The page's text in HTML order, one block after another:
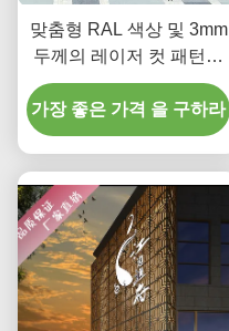
맞춤형 RAL 색상 및 3mm
두께의 레이저 컷 패턴이
있는 분체 도장 알루미늄
프라이버시 스크린
가장 좋은 가격 을 구하라